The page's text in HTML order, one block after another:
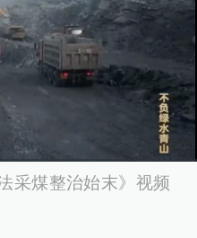
采煤整治始末》视频